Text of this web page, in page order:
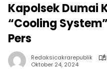
Kapolsek Dumai
“Cooling
Pers
Redaksicakrarepublik
Oktober 24, 2024